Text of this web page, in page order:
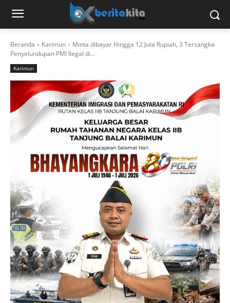
Beranda Karimun
Minta dibayar Hingga 12 Juta Rupiah, 3 Tersangka
Penyelundupan PMI Ilegal di...
Karimun